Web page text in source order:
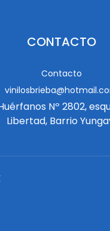
CONTACTO
Contacto
Nº 2802,
Libertad, Barrio